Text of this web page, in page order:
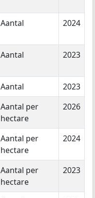
Aantal 2024
Aantal 2023
Aantal
2023
Aantal per
hectare
2026
Aantal per
hectare
2024
Aantal per
hectare
2023